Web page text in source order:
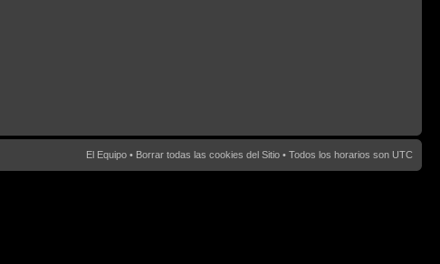
El Equipo • Borrar todas las cookies del Sitio • Todos los horarios son UTC